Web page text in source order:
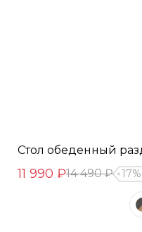
Стол обеденный
11 990 ₽14 490 ₽ 17%